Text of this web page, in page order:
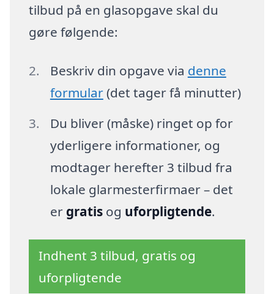
tilbud på en glasopgave skal du
gøre følgende:
Beskriv din opgave via denne
formular(det tager få minutter)
Du bliver (måske) ringet op for
yderligere informationer, og
modtager herefter 3 tilbud fra
lokale glarmesterfirmaer – det
er gratisog uforpligtende.
Indhent 3 tilbud, gratis og
uforpligtende